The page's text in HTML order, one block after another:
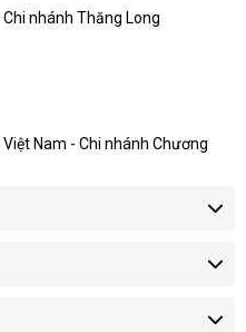
nhánh Thăng Long
Nam - Chi nhánh Chương